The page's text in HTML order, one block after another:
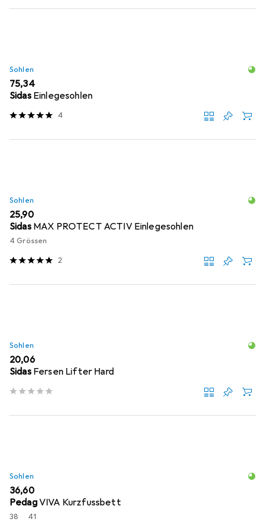
Sohlen
EUR
75,34
Sidas Einlegesohlen
4
Sohlen
EUR
25,90
Sidas MAX PROTECT ACTIV Einlegesohlen
4 Grössen
2
Sohlen
EUR
20,06
Sidas Fersen Lifter Hard
Sohlen
EUR
36,60
PedagVIVA Kurzfussbett
38 41